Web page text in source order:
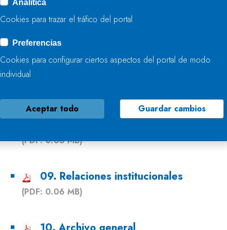
06. Registro de aguas
(PDF: 0.06 MB)
07. Gestión de expropiaciones y
(PDF: 0.06 MB)
09. Relaciones institucionales
(PDF: 0.06 MB)
Analítica
Cookies para trazar el tráfico del portal
Preferencias
Cookies para configurar ciertos aspectos del portal de modo
individual
Aceptar todo Guardar cambios